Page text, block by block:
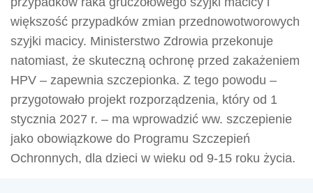
większość przypadków zmian przednowotworowych
szyjki macicy. Ministerstwo Zdrowia przekonuje
natomiast, że skuteczną ochronę przed zakażeniem
HPV – zapewnia szczepionka. Z tego powodu –
przygotowało projekt rozporządzenia, który od 1
stycznia 2027 r. – ma wprowadzić ww. szczepienie
jako obowiązkowe do Programu Szczepień
Ochronnych, dla dzieci w wieku od 9-15 roku życia.